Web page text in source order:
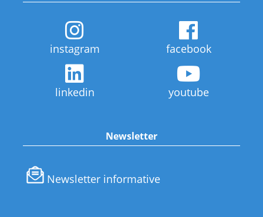
instagram facebook
linkedin youtube
Newsletter
Newsletter informative